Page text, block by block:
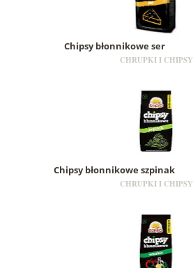
Chipsy błonnikowe ser
CHRUPKI I CHIPSY
Chipsy błonnikowe szpinak
CHRUPKI I CHIPSY